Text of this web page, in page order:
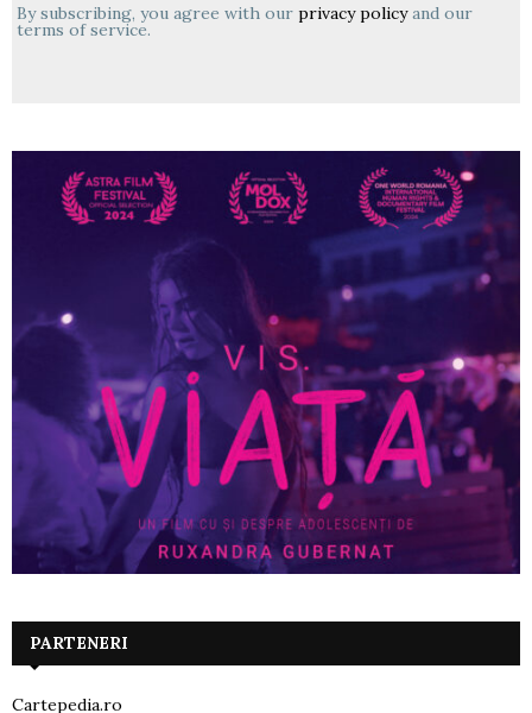
By subscribing, you agree with our privacy policyand our
terms of service.
PARTENERI
Cartepedia.ro